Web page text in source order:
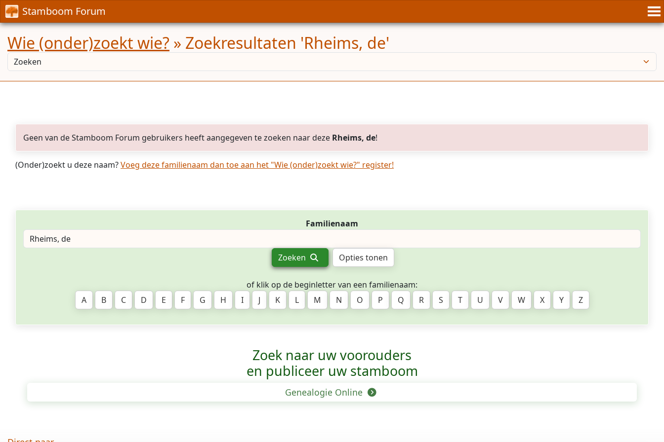
Stamboom Forum
Wie (onder)zoekt wie? » Zoekresultaten 'Rheims, de'
Geen van de Stamboom Forum gebruikers heeft aangegeven te zoeken naar deze Rheims, de!
(Onder)zoekt u deze naam?Voeg deze familienaam dan toe aan het "Wie (onder)zoekt wie?" register!
Familienaam
Zoeken Opties tonen
of klik op de beginletter van een familienaam:
A
B C D E F G H I J K L M N O P Q R S T U V W X Y Z
Zoek naar uw voorouders
en publiceer uw stamboom
Genealogie Online